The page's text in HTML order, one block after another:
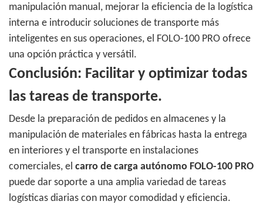
manipulación manual, mejorar la eficiencia de la logística
interna e introducir soluciones de transporte más
inteligentes en sus operaciones, el FOLO-100 PRO ofrece
una opción práctica y versátil.
Conclusión: Facilitar y optimizar todas
las tareas de transporte.
Desde la preparación de pedidos en almacenes y la
manipulación de materiales en fábricas hasta la entrega
en interiores y el transporte en instalaciones
comerciales, el carro de carga autónomo FOLO-100 PRO
puede dar soporte a una amplia variedad de tareas
logísticas diarias con mayor comodidad y eficiencia.